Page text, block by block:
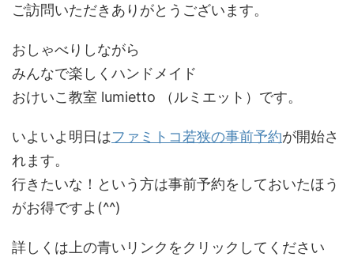
ご訪問いただきありがとうございます。
おしゃべりしながら
みんなで楽しくハンドメイド
おけいこ教室 lumietto （ルミエット）です。
いよいよ明日はファミトコ若狭の事前予約が開始さ
れます。
行きたいな！という方は事前予約をしておいたほう
がお得ですよ(^^)
詳しくは上の青いリンクをクリックしてください